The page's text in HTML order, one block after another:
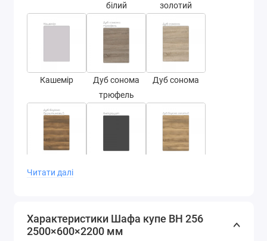
білий
золотий
Кашемір
Дуб сонома
трюфель
Дуб сонома
Дуб бароко
Читати далі
Характеристики Шафа купе ВН 256
2500×600×2200 мм